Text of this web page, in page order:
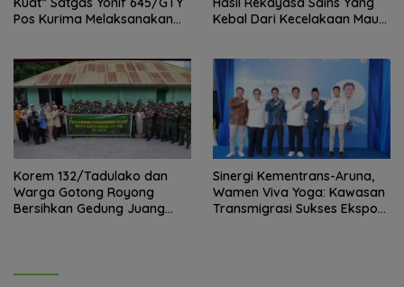
Pos Kurima Melaksanakan
Kebal Dari Kecelakaan Maut
Korem 132/Tadulako dan
Warga Gotong Royong
Bersihkan Gedung Juang
Sinergi Kementrans-Aruna,
Wamen Viva Yoga: Kawasan
Transmigrasi Sukses Ekspor